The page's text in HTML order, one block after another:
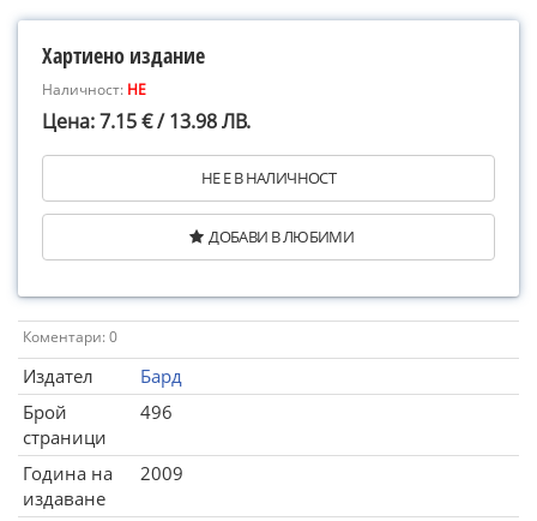
Хартиено издание
Наличност: НЕ
Цена: 7.15 € / 13.98 ЛВ.
НЕ Е В НАЛИЧНОСТ
ДОБАВИ В ЛЮБИМИ
Коментари: 0
Издател
Бард
Брой
страници
496
Година на
издаване
2009